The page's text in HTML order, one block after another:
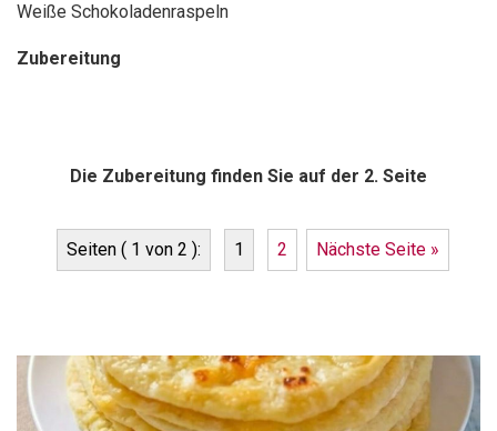
Weiße Schokoladenraspeln
Zubereitung
Die Zubereitung finden Sie auf der 2. Seite
Seiten ( 1 von 2 ): 1 2 Nächste Seite »